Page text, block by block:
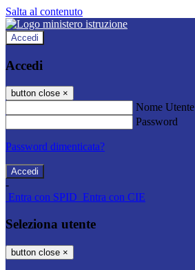
Salta al contenuto
Accedi
Accedi
button close ×
Nome Utente
Password
Password dimenticata?
-
Entra con SPID Entra con CIE
Seleziona utente
button close ×